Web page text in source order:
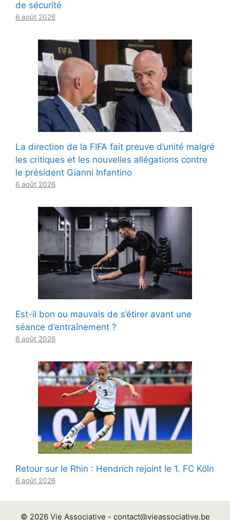
de sécurité
6 août 2026
La direction de la FIFA fait preuve d’unité malgré
les critiques et les nouvelles allégations contre
le président Gianni Infantino
6 août 2026
Est-il bon ou mauvais de s’étirer avant une
séance d’entraînement ?
6 août 2026
Retour sur le Rhin : Hendrich rejoint le 1. FC Köln
6 août 2026
© 2026 Vie Associative - contact@vieassociative.be